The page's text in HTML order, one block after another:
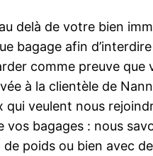
delà de votre bien
bagage afin
comme preuve
à la clientèle de
qui veulent nous
bagages : nous
poids ou bien avec